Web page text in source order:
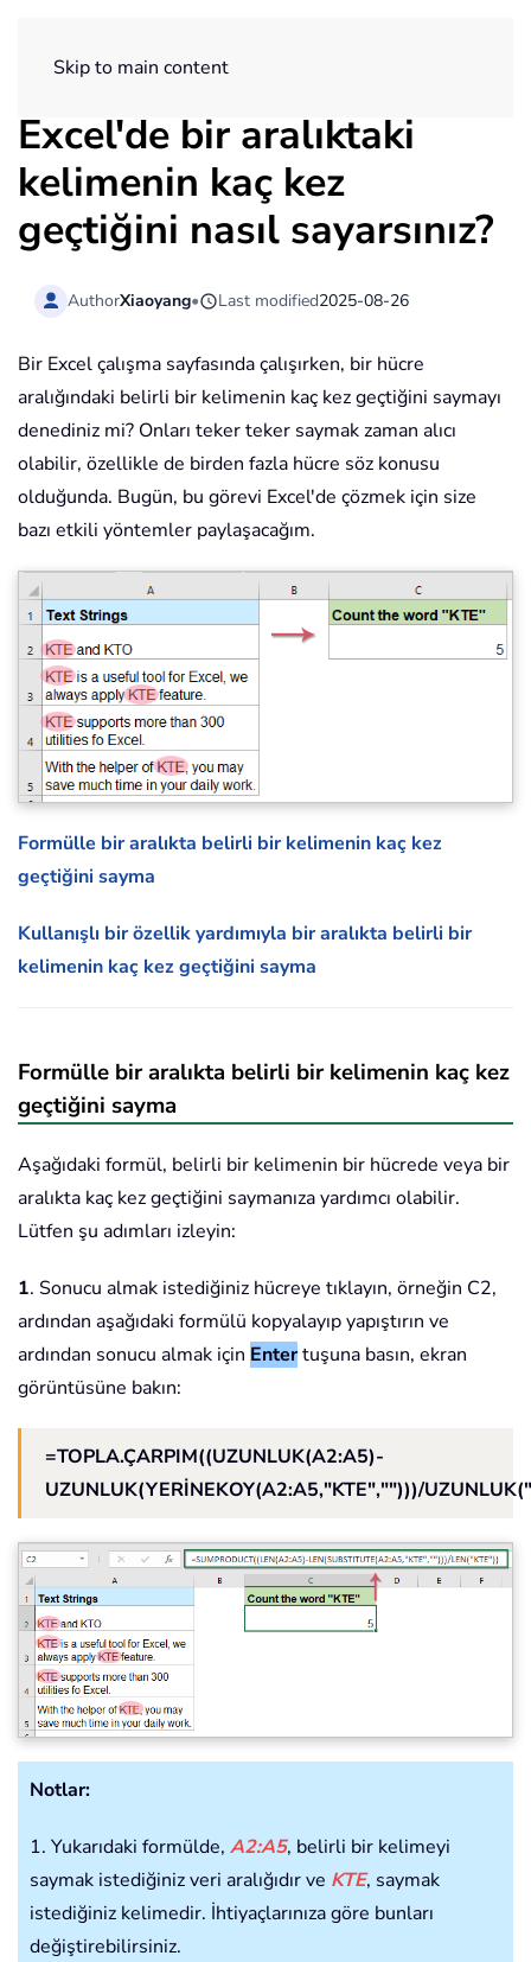
Skip to main content
Excel'de bir aralıktaki
kelimenin kaç kez
geçtiğini nasıl sayarsınız?
AuthorXiaoyang• Last modified2025-08-26
Bir Excel çalışma sayfasında çalışırken, bir hücre
aralığındaki belirli bir kelimenin kaç kez geçtiğini saymayı
denediniz mi? Onları teker teker saymak zaman alıcı
olabilir, özellikle de birden fazla hücre söz konusu
olduğunda. Bugün, bu görevi Excel'de çözmek için size
bazı etkili yöntemler paylaşacağım.
Formülle bir aralıkta belirli bir kelimenin kaç kez
geçtiğini sayma
Kullanışlı bir özellik yardımıyla bir aralıkta belirli bir
kelimenin kaç kez geçtiğini sayma
Formülle bir aralıkta belirli bir kelimenin kaç kez
geçtiğini sayma
Aşağıdaki formül, belirli bir kelimenin bir hücrede veya bir
aralıkta kaç kez geçtiğini saymanıza yardımcı olabilir.
Lütfen şu adımları izleyin:
1. Sonucu almak istediğiniz hücreye tıklayın, örneğin C2,
ardından aşağıdaki formülü kopyalayıp yapıştırın ve
ardından sonucu almak için Entertuşuna basın, ekran
görüntüsüne bakın:
=TOPLA.ÇARPIM((UZUNLUK(A2:A5)-
UZUNLUK(YERİNEKOY(A2:A5,"KTE","")))/
Notlar:
1. Yukarıdaki formülde, A2:A5, belirli bir kelimeyi
saymak istediğiniz veri aralığıdır ve KTE, saymak
istediğiniz kelimedir. İhtiyaçlarınıza göre bunları
değiştirebilirsiniz.